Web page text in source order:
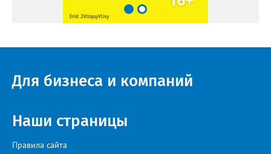
Для бизнеса и компаний
Наши страницы
Правила сайта